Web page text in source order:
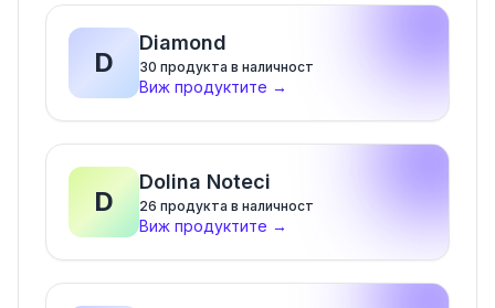
D
Diamond
30 продукта в наличност
Виж продуктите →
D
Dolina Noteci
26 продукта в наличност
Виж продуктите →